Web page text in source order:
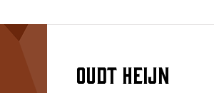
OUDT HEIJN